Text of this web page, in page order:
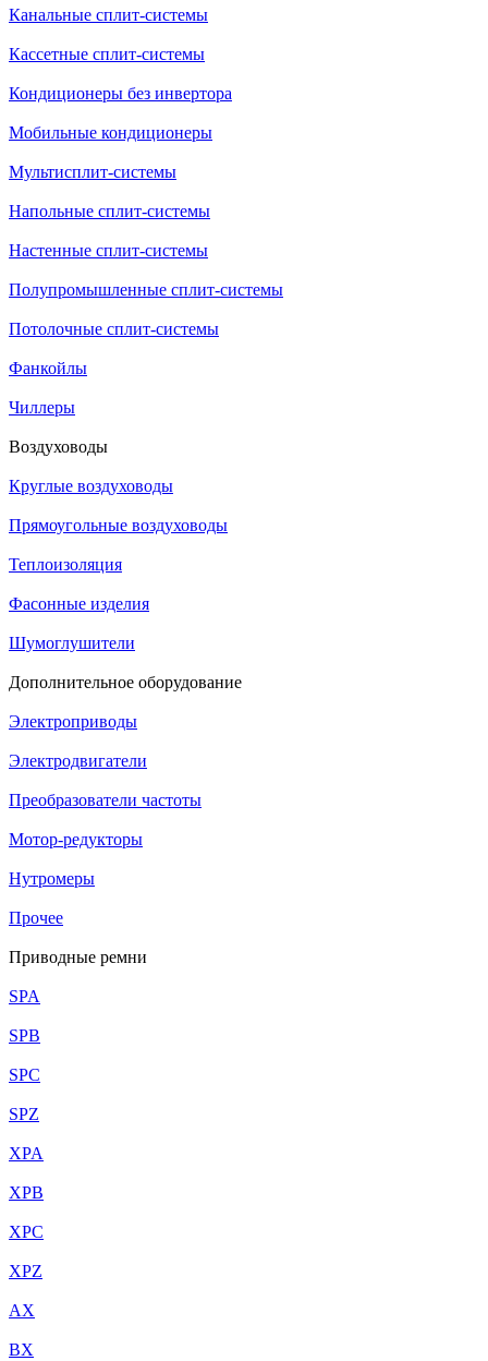
Канальные сплит-системы
Кассетные сплит-системы
Кондиционеры без инвертора
Мобильные кондиционеры
Мультисплит-системы
Напольные сплит-системы
Настенные сплит-системы
Полупромышленные сплит-системы
Потолочные сплит-системы
Фанкойлы
Чиллеры
Воздуховоды
Круглые воздуховоды
Прямоугольные воздуховоды
Теплоизоляция
Фасонные изделия
Шумоглушители
Дополнительное оборудование
Электроприводы
Электродвигатели
Преобразователи частоты
Мотор-редукторы
Нутромеры
Прочее
Приводные ремни
SPA
SPB
SPC
SPZ
XPA
XPB
XPC
XPZ
AX
BX